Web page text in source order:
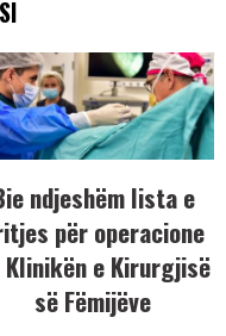
ndjeshëm lista e
për operacione
Klinikën e Kirurgjisë
së Fëmijëve